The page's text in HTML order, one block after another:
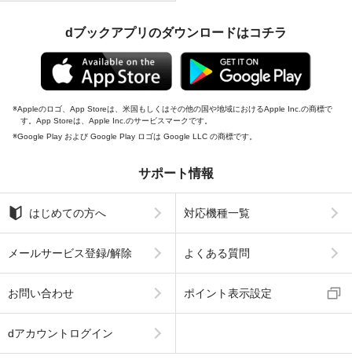
dブックアプリのダウンロードはコチラ
Appleのロゴ、App Storeは、米国もしくはその他の国や地域におけるApple Inc.の商標で
す。App Storeは、Apple Inc.のサービスマークです。
Google Play および Google Play ロゴは Google LLC の商標です。
サポート情報
はじめての方へ 対応機種一覧
メールサービス登録/解除 よくある質問
お問い合わせ ポイント表示設定
dアカウントログイン